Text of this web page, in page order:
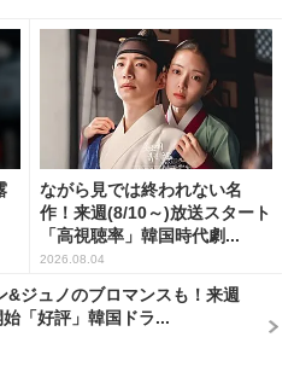
ながら見では終われない名
作！来週(8/10～)放送スタート
「高視聴率」韓国時代劇...
2026.08.04
&ジュノのブロマンスも！来週
「好評」韓国ドラ...